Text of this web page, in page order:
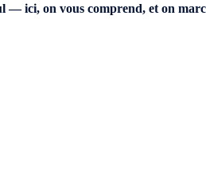
— ici, on vous comprend, et on